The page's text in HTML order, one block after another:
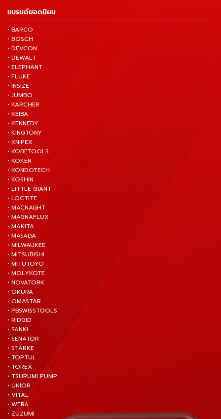
แบรนด์ยอดนิยม
• BARCO
• BOSCH
• DEVCON
• DEWALT
• ELEPHANT
• FLUKE
• INSIZE
• JUMBO
• KARCHER
• KEIBA
• KENNEDY
• KINGTONY
• KNIPEX
• KOBETOOLS
• KOKEN
• KONDOTECH
• KOSHIN
• LITTLE GIANT
• LOCTITE
• MACNAGHT
• MAGNAFLUX
• MAKITA
• MASADA
• MILWAUKEE
• MITSUBISHI
• MITUTOYO
• MOLYKOTE
• NOVATORK
• OKURA
• OMASTAR
• PBSWISSTOOLS
• RIDGID
• SANKI
• SENATOR
• STARKE
• TOPTUL
• TOREX
• TSURUMI PUMP
• UNIOR
• VITAL
• WERA
• ZUZUMI